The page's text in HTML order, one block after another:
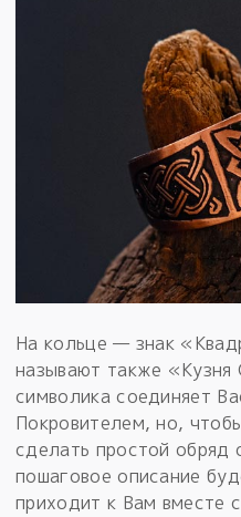
На кольце — знак
называют также
символика соединяет
Покровителем, но,
сделать простой обряд
пошаговое описание
приходит к Вам вместе